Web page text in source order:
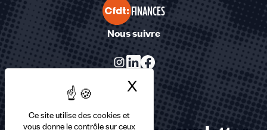
Ce site utilise des cookies et
vous donne le contrôle sur ceux
X Masquer le
FINANCES
Nous suivre